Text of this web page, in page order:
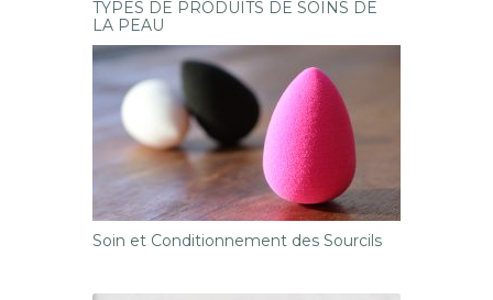
TYPES DE PRODUITS DE SOINS DE
LA PEAU
Soin et Conditionnement des Sourcils